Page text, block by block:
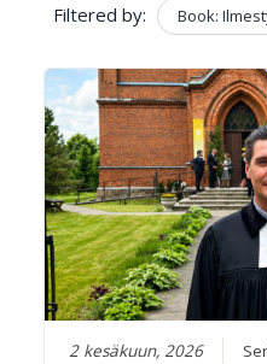
Filtered by: Book:
2 kesäkuun, 2026